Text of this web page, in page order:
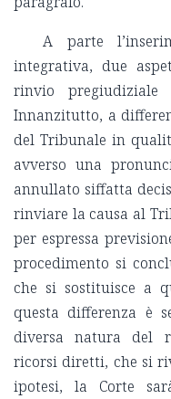
A parte
integrativa, due
rinvio pregiudiziale
Innanzitutto, a
del Tribunale in
avverso una
annullato siffatta
rinviare la causa al
per espressa
procedimento si
che si sostituisce a
questa differenza è
diversa natura del
ricorsi diretti, che si
ipotesi, la Corte